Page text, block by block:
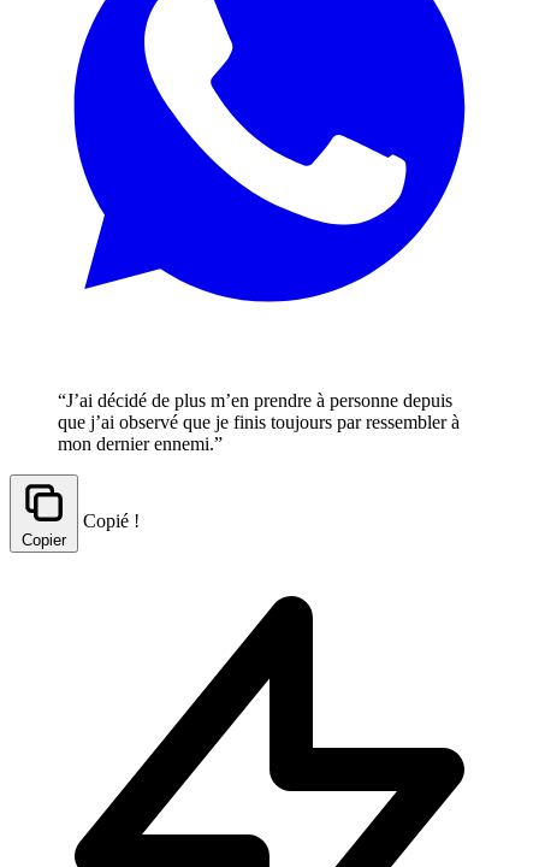
“J’ai décidé de plus m’en prendre à personne depuis
que j’ai observé que je finis toujours par ressembler à
mon dernier ennemi.”
Copier
Copié !